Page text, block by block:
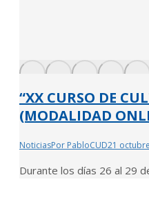
“XX CURSO DE
(MODALIDAD
NoticiasPor PabloCUD21
Durante los días 26 al 29